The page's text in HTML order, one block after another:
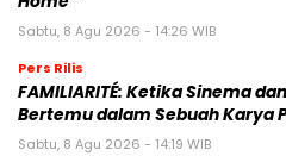
Sabtu, 8 Agu 2026 - 14:26 WIB
Pers Rilis
FAMILIARITÉ: Ketika Sinema
Bertemu dalam Sebuah Karya
Sabtu, 8 Agu 2026 - 14:19 WIB